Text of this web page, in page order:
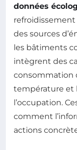
données
des sources
les bâtiments
intègrent des
consommation
température et
l’occupation.
comment
actions